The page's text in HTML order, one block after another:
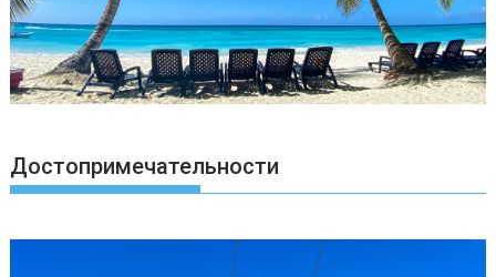
Достопримечательности